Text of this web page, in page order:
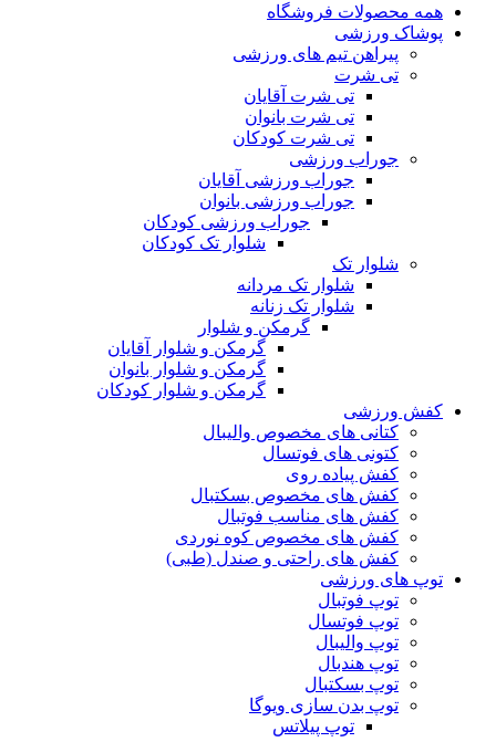
همه محصولات فروشگاه
پوشاک ورزشی
پیراهن تیم های ورزشی
تی شرت
تی شرت آقایان
تی شرت بانوان
تی شرت کودکان
جوراب ورزشی
جوراب ورزشی آقایان
جوراب ورزشی بانوان
جوراب ورزشی کودکان
شلوار تک کودکان
شلوار تک
شلوار تک مردانه
شلوار تک زنانه
گرمکن و شلوار
گرمکن و شلوار آقایان
گرمکن و شلوار بانوان
گرمکن و شلوار کودکان
کفش ورزشی
کتانی های مخصوص والیبال
کتونی های فوتسال
کفش پیاده روی
کفش های مخصوص بسکتبال
کفش های مناسب فوتبال
کفش های مخصوص کوه نوردی
کفش های راحتی و صندل (طبی)
توپ های ورزشی
توپ فوتبال
توپ فوتسال
توپ والیبال
توپ هندبال
توپ بسکتبال
توپ بدن سازی ویوگا
توپ پیلاتس